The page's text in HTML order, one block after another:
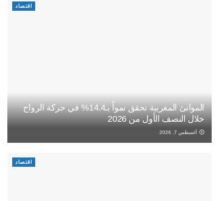
اقتصاد
الموانئ المغربية تحقق نمواً بـ14.4% في حركة الرواج
خلال النصف الأول من 2026
أغسطس 7, 2026
اقتصاد